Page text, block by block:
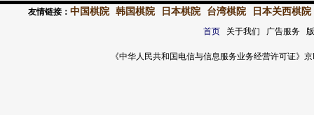
友情链接： 中国棋院 韩国棋院 日本棋院 台湾棋院 日本关西棋院
首页关于我们 广告服务
《中华人民共和国电信与信息服务业务经营许可证